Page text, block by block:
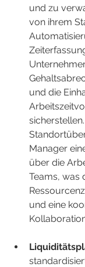
und zu
von ihrem
und die
sicherstellen.
Manager
über die
Teams, was
und eine